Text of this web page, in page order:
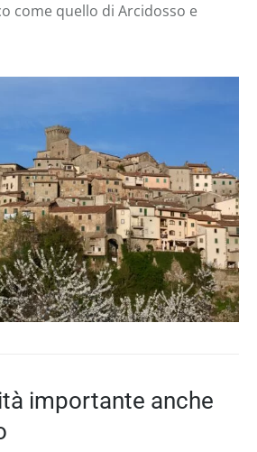
come quello di Arcidosso e
importante anche